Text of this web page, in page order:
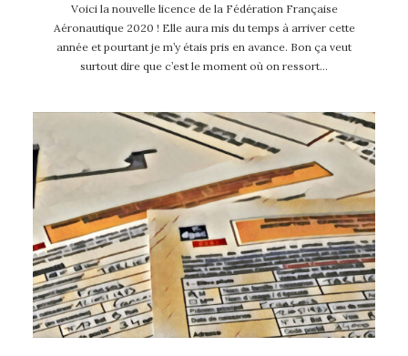
Voici la nouvelle licence de la Fédération Française
Aéronautique 2020 ! Elle aura mis du temps à arriver cette
année et pourtant je m’y étais pris en avance. Bon ça veut
surtout dire que c’est le moment où on ressort…